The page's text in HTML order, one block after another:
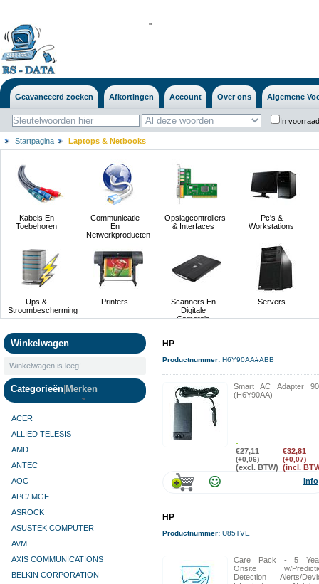
''
Geavanceerd zoeken Afkortingen Account Over ons Algemene
In
Startpagina Laptops & Netbooks
Kabels En
Toebehoren
Communicatie
En
Netwerkproducten
Opslagcontrollers
& Interfaces
Pc's &
Workstations
Ups &
Stroombescherming
Printers
Scanners En
Digitale
Camera's
Servers
Winkelwagen
Winkelwagen is leeg!
Categorieën Merken
ACER
ALLIED TELESIS
AMD
ANTEC
AOC
APC/ MGE
ASROCK
ASUSTEK COMPUTER
AVM
AXIS COMMUNICATIONS
BELKIN CORPORATION
HP
Productnummer: H6Y90AA#ABB
Smart AC Adapter
(H6Y90AA)
€27,11
(+0,06)
(excl. BTW)
€32,81
(+0,07)
(incl.
Info
HP
Productnummer: U85TVE
Care Pack - 5
Onsite w/
Detection Alerts/